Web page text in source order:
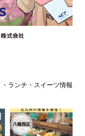
ランチ・スイーツ情報